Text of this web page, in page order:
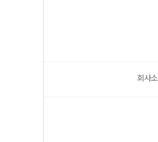
회사